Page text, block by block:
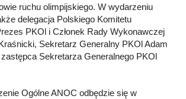
ruchu olimpijskiego. W wydarzeniu
delegacja Polskiego Komitetu
PKOl i Członek Rady Wykonawczej
Sekretarz Generalny PKOl Adam
Sekretarza Generalnego PKOl
Ogólne ANOC odbędzie się w